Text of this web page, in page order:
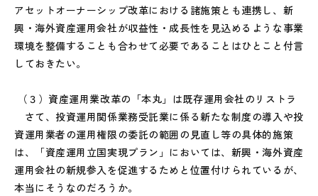
アセットオーナーシップ改革における諸施策とも連携し、新
興・海外資産運用会社が収益性・成長性を見込めるような事業
環境を整備することも合わせて必要であることはひとこと付言
しておきたい。
（３）資産運用業改革の「本丸」は既存運用会社のリストラ
さて、投資運用関係業務受託業に係る新たな制度の導入や投
資運用業者の運用権限の委託の範囲の見直し等の具体的施策
は、「資産運用立国実現プラン」においては、新興・海外資産
運用会社の新規参入を促進するためと位置付けられているが、
本当にそうなのだろうか。